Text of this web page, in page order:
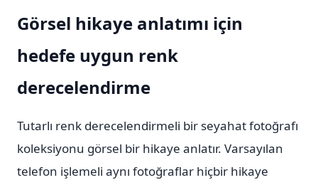
Görsel hikaye anlatımı için
hedefe uygun renk
derecelendirme
Tutarlı renk derecelendirmeli bir seyahat fotoğrafı
koleksiyonu görsel bir hikaye anlatır. Varsayılan
telefon işlemeli aynı fotoğraflar hiçbir hikaye